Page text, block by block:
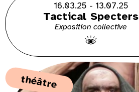
16.03.25 - 13.07.25
Tactical Specters
Exposition collective
théâtre